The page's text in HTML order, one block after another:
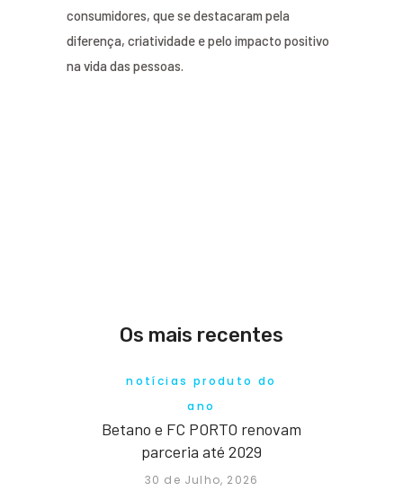
consumidores, que se destacaram pela
diferença, criatividade e pelo impacto positivo
na vida das pessoas.
Os mais recentes
notícias produto do
ano
Betano e FC PORTO renovam
parceria até 2029
30 de Julho, 2026